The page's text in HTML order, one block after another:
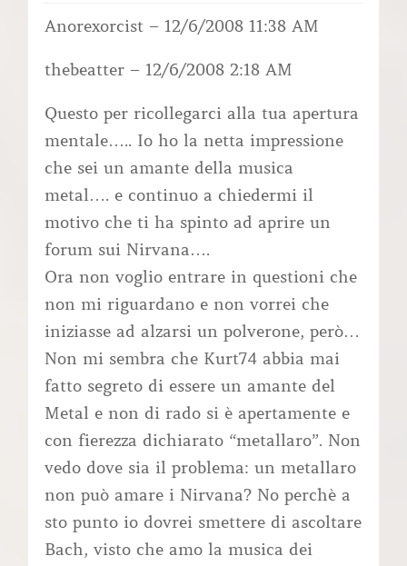
Anorexorcist – 12/6/2008 11:38 AM
thebeatter – 12/6/2008 2:18 AM
Questo per ricollegarci alla tua apertura
mentale….. Io ho la netta impressione
che sei un amante della musica
metal…. e continuo a chiedermi il
motivo che ti ha spinto ad aprire un
forum sui Nirvana….
Ora non voglio entrare in questioni che
non mi riguardano e non vorrei che
iniziasse ad alzarsi un polverone, però…
Non mi sembra che Kurt74 abbia mai
fatto segreto di essere un amante del
Metal e non di rado si è apertamente e
con fierezza dichiarato “metallaro”. Non
vedo dove sia il problema: un metallaro
non può amare i Nirvana? No perchè a
sto punto io dovrei smettere di ascoltare
Bach, visto che amo la musica dei